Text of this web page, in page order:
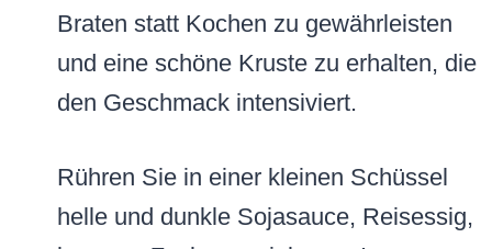
Braten statt Kochen zu gewährleisten
und eine schöne Kruste zu erhalten, die
den Geschmack intensiviert.
Rühren Sie in einer kleinen Schüssel
helle und dunkle Sojasauce, Reisessig,